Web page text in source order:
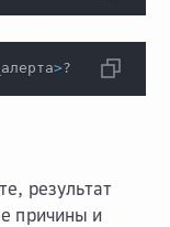
>?
результат
причины и